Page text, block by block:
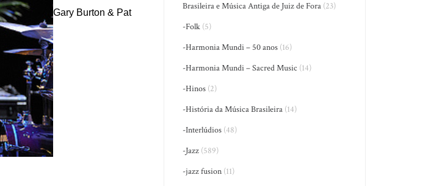
Gary Burton & Pat
Brasileira e Música Antiga de Juiz de Fora (23)
-Folk (5)
-Harmonia Mundi – 50 anos (16)
-Harmonia Mundi – Sacred Music (14)
-Hinos (2)
-História da Música Brasileira (14)
-Interlúdios (48)
-Jazz (589)
-jazz fusion (11)